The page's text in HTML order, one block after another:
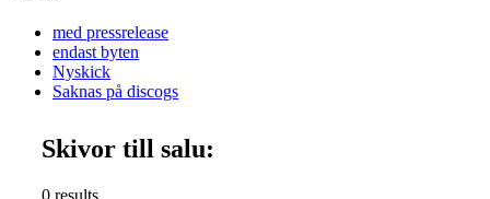
med pressrelease
endast byten
Nyskick
Saknas på discogs
Skivor till salu:
0 results